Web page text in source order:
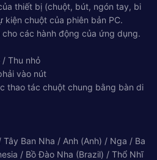
thiết bị (chuột, bút, ngón tay, bi
chuột của phiên bản PC.
các hành động của ứng dụng.
Thu nhỏ
vào nút
thao tác chuột chung bằng bàn di
Ban Nha / Anh (Anh) / Nga / Ba
/ Bồ Đào Nha (Brazil) / Thổ Nhĩ